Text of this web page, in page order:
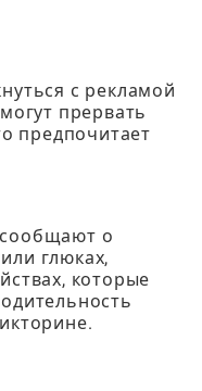
с рекламой
прервать
предпочитает
о
глюках,
которые